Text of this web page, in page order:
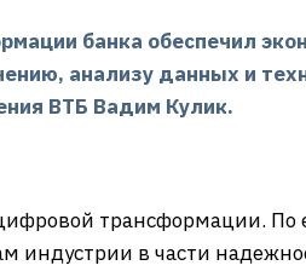
банка обеспечил
анализу данных и
ВТБ Вадим Кулик.
трансформации. По
в части